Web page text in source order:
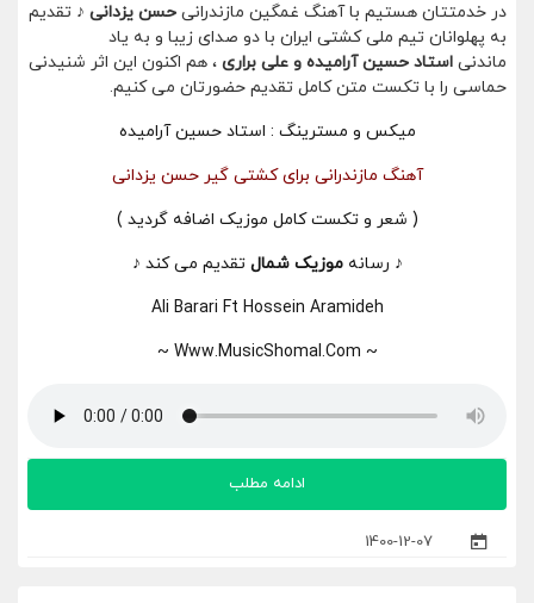
در خدمتتان هستیم با آهنگ غمگین مازندرانی حسن یزدانی ♪ تقدیم
به پهلوانان تیم ملی کشتی ایران با دو صدای زیبا و به یاد
ماندنی استاد حسین آرامیده و علی براری ، هم اکنون این اثر شنیدنی
حماسی را با تکست متن کامل تقدیم حضورتان می کنیم.
میکس و مسترینگ : استاد حسین آرامیده
آهنگ مازندرانی برای کشتی گیر حسن یزدانی
( شعر و تکست کامل موزیک اضافه گردید )
♪ رسانهموزیک شمال تقدیم می کند ♪
Ali Barari Ft Hossein Aramideh
~ Www.MusicShomal.Com ~
1400-12-07
ادامه مطلب